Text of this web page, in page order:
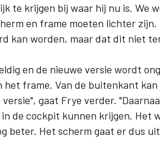
te krijgen bij waar hij nu is. We
en frame moeten lichter
kan worden, maar dat dit niet
en de nieuwe versie wordt
frame. Van de buitenkant kan
gaat Frye verder.
de cockpit kunnen krijgen. Het
beter. Het scherm gaat er dus